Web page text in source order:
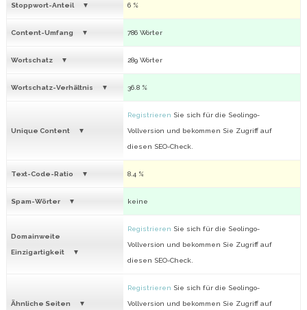
Stoppwort-Anteil 6 %
Content-Umfang 786 Wörter
Wortschatz 289 Wörter
Wortschatz-Verhältnis 36.8 %
Unique Content
Registrieren Sie sich für die Seolingo-
Vollversion und bekommen Sie Zugriff auf
diesen SEO-Check.
Text-Code-Ratio 8.4 %
Spam-Wörter keine
Domainweite
Einzigartigkeit
Registrieren Sie sich für die Seolingo-
Vollversion und bekommen Sie Zugriff auf
diesen SEO-Check.
Ähnliche Seiten
Registrieren Sie sich für die Seolingo-
Vollversion und bekommen Sie Zugriff auf